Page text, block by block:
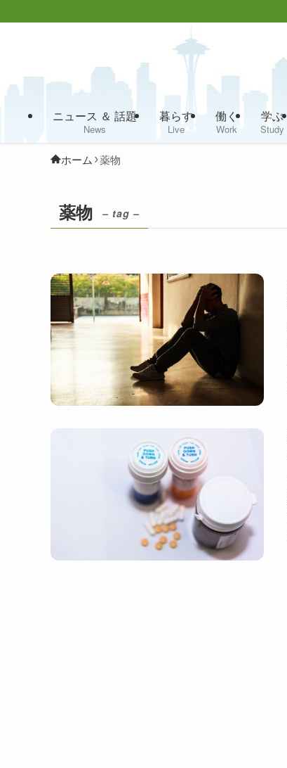
ニュース ＆ 話題
News
暮らす
Live
働く
Work
学ぶ
Study
ホーム 薬物
薬物 – tag –